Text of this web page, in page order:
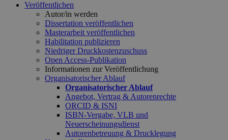
Veröffentlichen
Autor/in werden
Dissertation veröffentlichen
Masterarbeit veröffentlichen
Habilitation publizieren
Niedriger Druckkostenzuschuss
Open Access-Publikation
Informationen zur Veröffentlichung
Organisatorischer Ablauf
Organisatorischer Ablauf
Angebot, Vertrag & Autorenrechte
ORCID & ISNI
ISBN-Vergabe, VLB und
Neuerscheinungsdienst
Autorenbetreuung & Drucklegung